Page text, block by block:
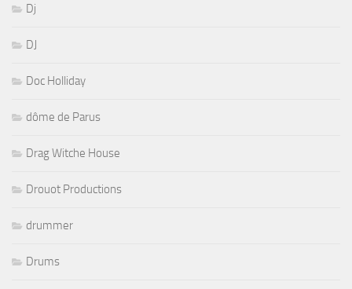
Dj
DJ
Doc Holliday
dôme de Parus
Drag Witche House
Drouot Productions
drummer
Drums